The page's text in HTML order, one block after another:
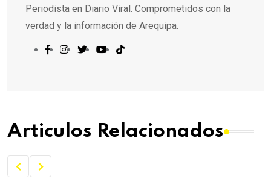
Periodista en Diario Viral. Comprometidos con la
verdad y la información de Arequipa.
Articulos Relacionados